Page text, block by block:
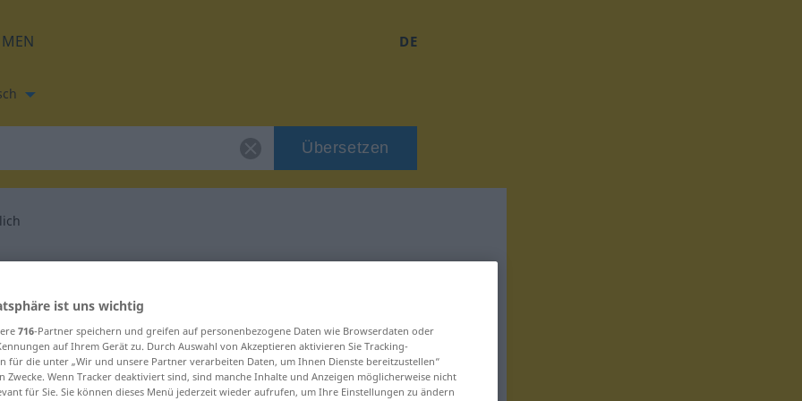
DE
Übersetzen
für "beweglich"
ist uns wichtig
716-Partner speichern und greifen auf personenbezogene Daten wie Browserdaten oder
auf Ihrem Gerät zu. Durch Auswahl von Akzeptieren aktivieren Sie Tracking-
für die unter „Wir und unsere Partner verarbeiten Daten, um Ihnen Dienste bereitzustellen“
Zwecke. Wenn Tracker deaktiviert sind, sind manche Inhalte und Anzeigen möglicherweise nicht
für Sie. Sie können dieses Menü jederzeit wieder aufrufen, um Ihre Einstellungen zu ändern